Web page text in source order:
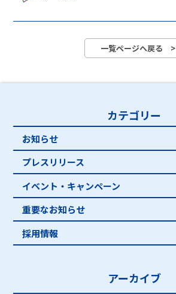
一覧ページへ戻る >
カテゴリー
お知らせ
プレスリリース
イベント・キャンペーン
重要なお知らせ
採用情報
アーカイブ